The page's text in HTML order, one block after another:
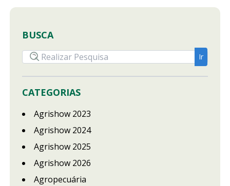
BUSCA
CATEGORIAS
Agrishow 2023
Agrishow 2024
Agrishow 2025
Agrishow 2026
Agropecuária